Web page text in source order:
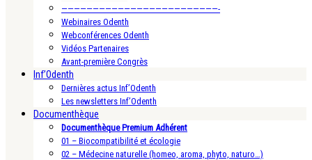
—————————————————————————-
Webinaires Odenth
Webconférences Odenth
Vidéos Partenaires
Avant-première Congrès
Inf’Odenth
Dernières actus Inf’Odenth
Les newsletters Inf’Odenth
Documenthèque
Documenthèque Premium Adhérent
01 – Biocompatibilité et écologie
02 – Médecine naturelle (homeo, aroma, phyto, naturo…)